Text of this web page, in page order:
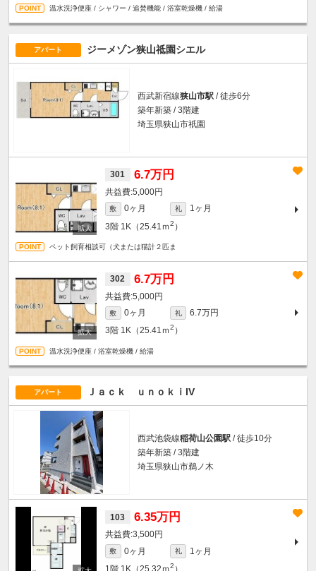
温水洗浄便座 / シャワー / 追焚機能 / 浴室乾燥機 / 給湯
アパート ジーメゾン狭山祗園シエル
西武新宿線狭山市駅 / 徒歩6分
築年新築 / 3階建
埼玉県狭山市祇園
301 6.7万円
5,000円
敷 0ヶ月 礼
1ヶ月
3階 1K（25.41ｍ2 ）
ペット飼育相談可（犬または猫計２匹ま
302 6.7万円
5,000円
敷 0ヶ月 礼
6.7万円
3階 1K（25.41ｍ2 ）
温水洗浄便座 / 浴室乾燥機 / 給湯
アパート Ｊａｃｋ ｕｎｏｋｉIV
西武池袋線稲荷山公園駅 / 徒歩10分
築年新築 / 3階建
埼玉県狭山市鵜ノ木
103 6.35万円
3,500円
敷 0ヶ月 礼
1ヶ月
1階 1K（25.32ｍ2 ）